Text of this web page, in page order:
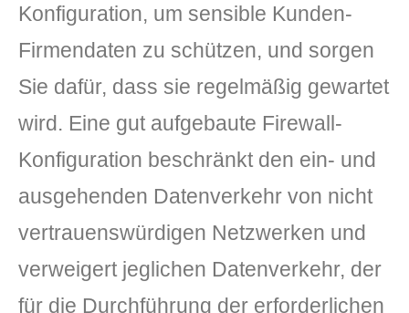
Konfiguration, um sensible Kunden-
Firmendaten zu schützen, und sorgen
Sie dafür, dass sie regelmäßig gewartet
wird. Eine gut aufgebaute Firewall-
Konfiguration beschränkt den ein- und
ausgehenden Datenverkehr von nicht
vertrauenswürdigen Netzwerken und
verweigert jeglichen Datenverkehr, der
für die Durchführung der erforderlichen